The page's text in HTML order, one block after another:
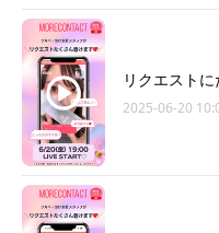
リクエスト
2025-06-20